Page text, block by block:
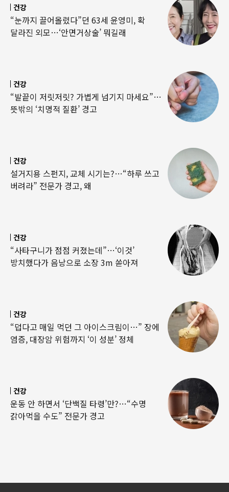
건강
“눈까지 끌어올렸다”던 63세 윤영미, 확
달라진 외모…‘안면거상술’ 뭐길래
건강
“발끝이 저릿저릿? 가볍게 넘기지 마세요”…
뜻밖의 ‘치명적 질환’ 경고
건강
설거지용 스펀지, 교체 시기는?…“하루 쓰고
버려라” 전문가 경고, 왜
건강
“사타구니가 점점 커졌는데”…‘이것’
방치했다가 음낭으로 소장 3m 쏟아져
건강
“덥다고 매일 먹던 그 아이스크림이…” 장에
염증, 대장암 위험까지 ‘이 성분’ 정체
건강
운동 안 하면서 ‘단백질 타령’만?…“수명
갉아먹을 수도” 전문가 경고